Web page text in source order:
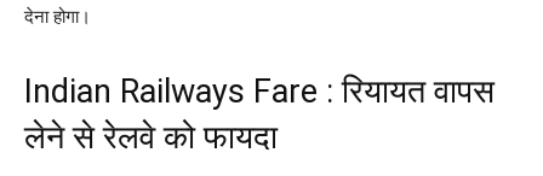
देना होगा।
Indian Railways Fare : रियायत वापस
लेने से रेलवे को फायदा